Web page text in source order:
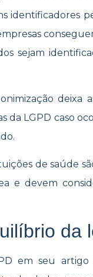
identificadores
sejam
deixa
da LGPD caso
de saúde
e devem
da
em seu